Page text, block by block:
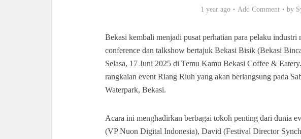
1 year ago Add Comment by
Bekasi kembali menjadi pusat perhatian para pelaku industri
conference dan talkshow bertajuk Bekasi Bisik (Bekasi
Selasa, 17 Juni 2025 di Temu Kamu Bekasi Coffee &
rangkaian event Riang Riuh yang akan berlangsung pada
Waterpark, Bekasi.
Acara ini menghadirkan berbagai tokoh penting dari dunia
(VP Nuon Digital Indonesia), David (Festival Director